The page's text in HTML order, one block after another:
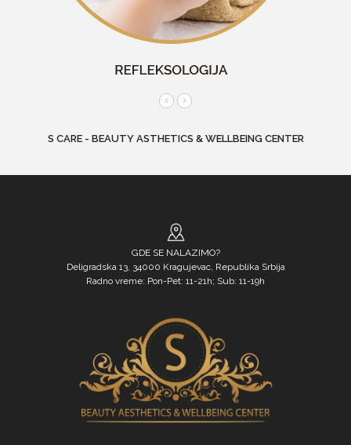
S CARE - BEAUTY ASTHETICS & WELLBEING CENTER
GDE SE NALAZIMO?
Deligradska 13, 34000 Kragujevac, Republika Srbija
Radno vreme: Pon-Pet: 11-21h; Sub: 11-19h